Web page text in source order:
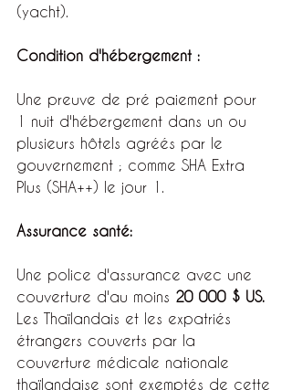
(yacht).
Condition d'hébergement :
Une preuve de pré paiement pour
1 nuit d'hébergement dans un ou
plusieurs hôtels agréés par le
gouvernement ; comme SHA Extra
Plus (SHA++) le jour 1.
Assurance santé:
Une police d'assurance avec une
couverture d'au moins 20 000 $ US.
Les Thaïlandais et les expatriés
étrangers couverts par la
couverture médicale nationale
thaïlandaise sont exemptés de cette